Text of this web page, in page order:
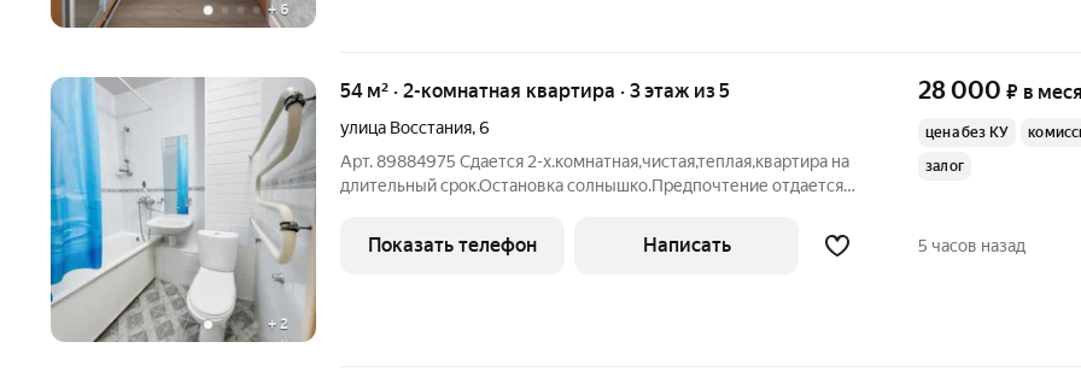
+ 6
+ 2
54 м² · 2-комнатная квартира · 3 этаж из 5
улица Восстания,6
Арт. 89884975 Сдается 2-х.комнатная,чистая,теплая,квартира на
длительный срок.Остановка солнышко.Предпочтение отдается
Арендная плата 30000 + коммунальные платежи по счет-
фактуре,залог в размере
28 000 ₽ в
цена без КУ
залог
Показать телефон Написать 5 часов назад